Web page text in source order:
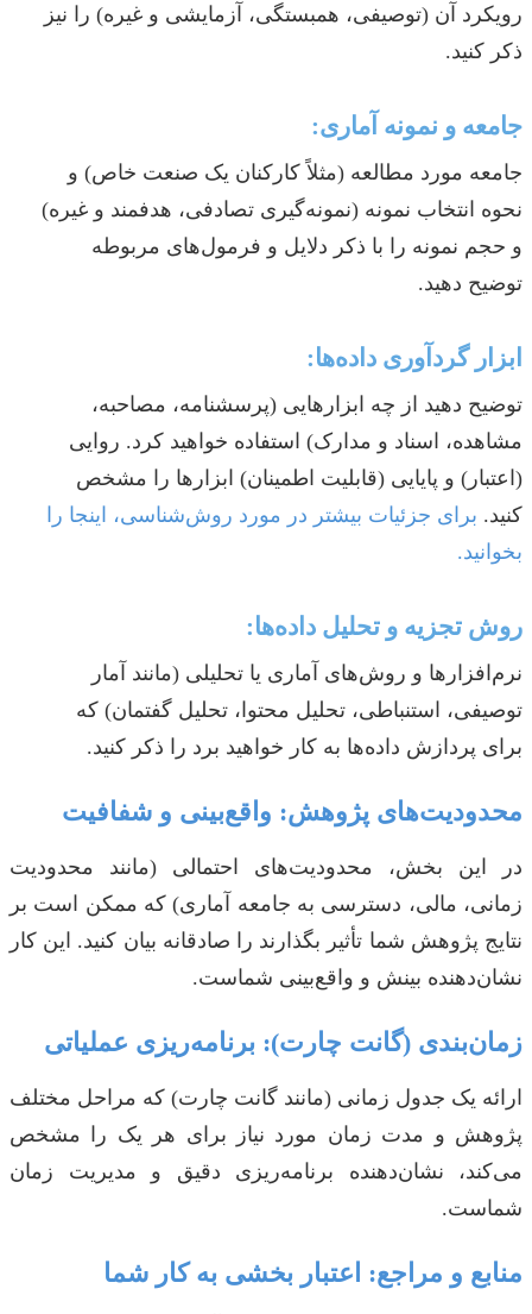
رویکرد آن (توصیفی، همبستگی، آزمایشی و غیره) را نیز
ذکر کنید.
جامعه و نمونه آماری:
جامعه مورد مطالعه (مثلاً کارکنان یک صنعت خاص) و
نحوه انتخاب نمونه (نمونه‌گیری تصادفی، هدفمند و غیره)
و حجم نمونه را با ذکر دلایل و فرمول‌های مربوطه
توضیح دهید.
ابزار گردآوری داده‌ها:
توضیح دهید از چه ابزارهایی (پرسشنامه، مصاحبه،
مشاهده، اسناد و مدارک) استفاده خواهید کرد. روایی
(اعتبار) و پایایی (قابلیت اطمینان) ابزارها را مشخص
کنید. برای جزئیات بیشتر در مورد روش‌شناسی، اینجا را
بخوانید.
روش تجزیه و تحلیل داده‌ها:
نرم‌افزارها و روش‌های آماری یا تحلیلی (مانند آمار
توصیفی، استنباطی، تحلیل محتوا، تحلیل گفتمان) که
برای پردازش داده‌ها به کار خواهید برد را ذکر کنید.
محدودیت‌های پژوهش: واقع‌بینی و شفافیت
در این بخش، محدودیت‌های احتمالی (مانند محدودیت
زمانی، مالی، دسترسی به جامعه آماری) که ممکن است بر
نتایج پژوهش شما تأثیر بگذارند را صادقانه بیان کنید. این کار
نشان‌دهنده بینش و واقع‌بینی شماست.
زمان‌بندی (گانت چارت): برنامه‌ریزی عملیاتی
ارائه یک جدول زمانی (مانند گانت چارت) که مراحل مختلف
پژوهش و مدت زمان مورد نیاز برای هر یک را مشخص
می‌کند، نشان‌دهنده برنامه‌ریزی دقیق و مدیریت زمان
شماست.
منابع و مراجع: اعتبار بخشی به کار شما